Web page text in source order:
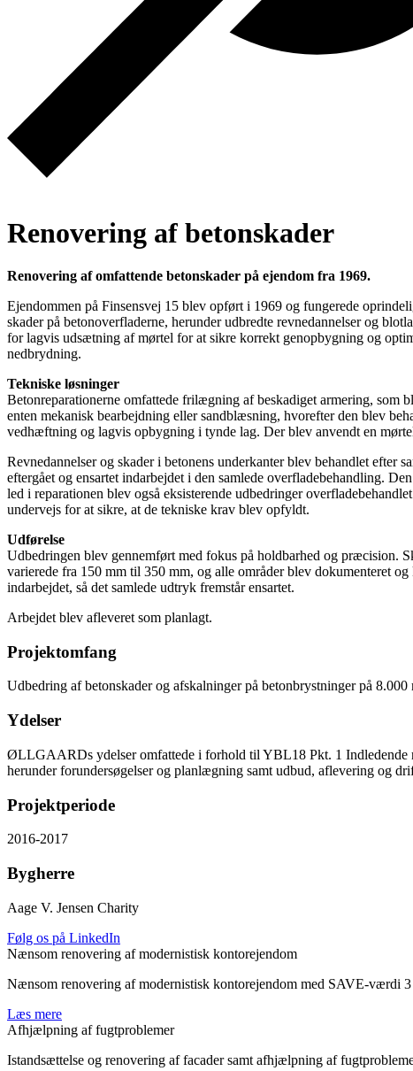
Renovering af betonskader
Renovering af omfattende betonskader på ejendom fra 1969.
Ejendommen på Finsensvej 15 blev opført i 1969 og fungerede
skader på betonoverfladerne, herunder udbredte revnedannelser og
for lagvis udsætning af mørtel for at sikre korrekt genopbygning og
nedbrydning.
Tekniske løsninger
Betonreparationerne omfattede frilægning af beskadiget armering, som
enten mekanisk bearbejdning eller sandblæsning, hvorefter den blev
vedhæftning og lagvis opbygning i tynde lag. Der blev anvendt en
Revnedannelser og skader i betonens underkanter blev behandlet
eftergået og ensartet indarbejdet i den samlede overfladebehandling.
led i reparationen blev også eksisterende udbedringer
undervejs for at sikre, at de tekniske krav blev opfyldt.
Udførelse
Udbedringen blev gennemført med fokus på holdbarhed og præcision.
varierede fra 150 mm til 350 mm, og alle områder blev dokumenteret
indarbejdet, så det samlede udtryk fremstår ensartet.
Arbejdet blev afleveret som planlagt.
Projektomfang
Udbedring af betonskader og afskalninger på betonbrystninger på 8.000
Ydelser
ØLLGAARDs ydelser omfattede i forhold til YBL18 Pkt. 1 Indledende
herunder forundersøgelser og planlægning samt udbud, aflevering og
Projektperiode
2016-2017
Bygherre
Aage V. Jensen Charity
Følg os på LinkedIn
Nænsom renovering af modernistisk kontorejendom
Nænsom renovering af modernistisk kontorejendom med SAVE-værdi
Læs mere
Afhjælpning af fugtproblemer
Istandsættelse og renovering af facader samt afhjælpning af